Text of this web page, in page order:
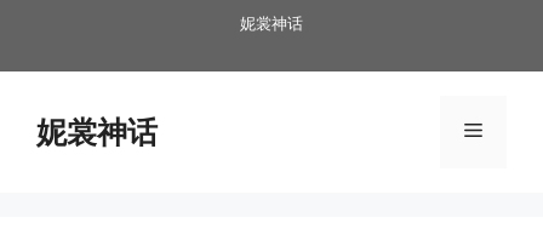
内
妮裳神话
妮裳神话 菜